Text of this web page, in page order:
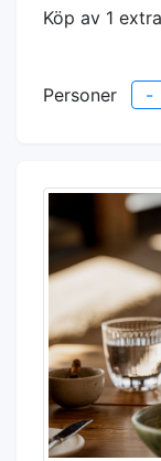
Köp av 1
Personer -